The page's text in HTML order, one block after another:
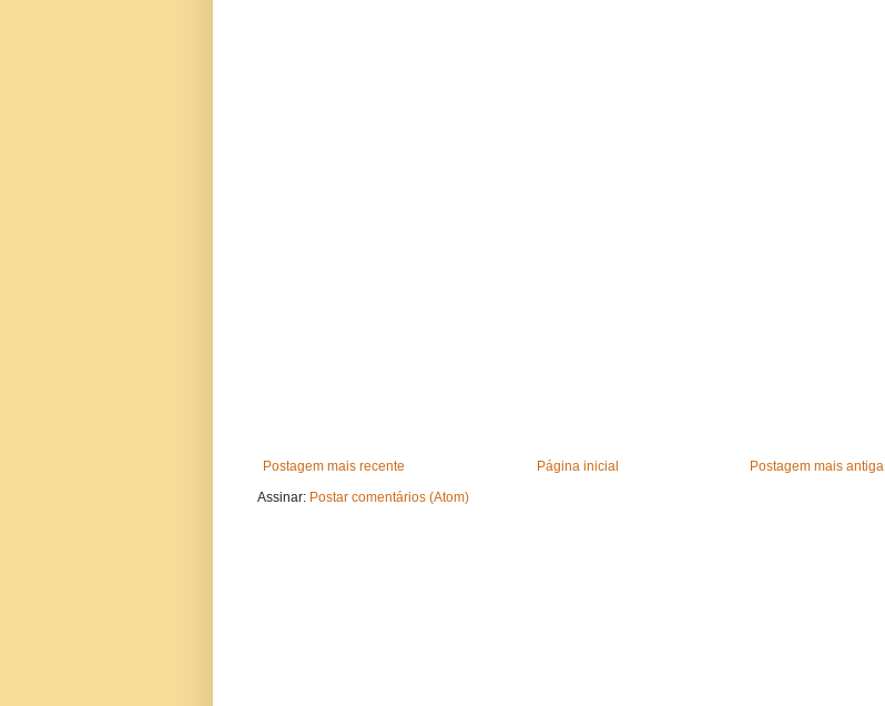
Postagem mais recente Postagem mais antiga
Página inicial
Assinar: Postar comentários (Atom)